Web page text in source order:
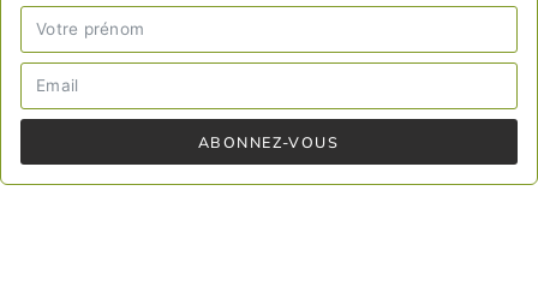
ABONNEZ-VOUS